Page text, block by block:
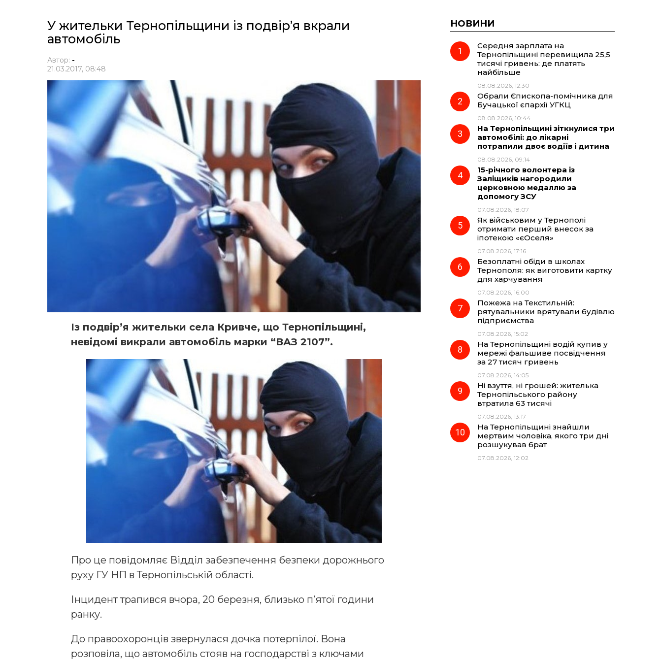
У жительки Тернопільщини із подвір’я вкрали
автомобіль
Автор: -
21.03.2017, 08:48
Із подвір’я жительки села Кривче, що Тернопільщині,
невідомі викрали автомобіль марки “ВАЗ 2107”.
Про це повідомляє Відділ забезпечення безпеки дорожнього
руху ГУ НП в Тернопільській області.
Інцидент трапився вчора, 20 березня, близько п’ятої години
ранку.
До правоохоронців звернулася дочка потерпілої. Вона
розповіла, що автомобіль стояв на господарстві з ключами
НОВИНИ
Середня зарплата на
Тернопільщині перевищила 25,5
тисячі гривень: де платять
найбільше
08.08.2026, 12:30
Обрали Єпископа-помічника для
Бучацької єпархії УГКЦ
08.08.2026, 10:44
На Тернопільщині зіткнулися три
автомобілі: до лікарні
потрапили двоє водіїв і дитина
08.08.2026, 09:14
15-річного волонтера із
Заліщиків нагородили
церковною медаллю за
допомогу ЗСУ
07.08.2026, 18:07
Як військовим у Тернополі
отримати перший внесок за
іпотекою «єОселя»
07.08.2026, 17:16
Безоплатні обіди в школах
Тернополя: як виготовити картку
для харчування
07.08.2026, 16:00
Пожежа на Текстильній:
рятувальники врятували будівлю
підприємства
07.08.2026, 15:02
На Тернопільщині водій купив у
мережі фальшиве посвідчення
за 27 тисяч гривень
07.08.2026, 14:05
Ні взуття, ні грошей: жителька
Тернопільського району
втратила 63 тисячі
07.08.2026, 13:17
На Тернопільщині знайшли
мертвим чоловіка, якого три дні
розшукував брат
07.08.2026, 12:02